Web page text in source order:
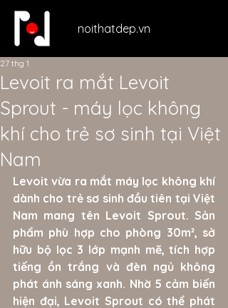
noithatdep.vn
Levoit ra mắt Levoit
Sprout - máy lọc không
khí cho trẻ sơ sinh tại Việt
Nam
27 thg 1
Levoit vừa ra mắt máy lọc không khí
dành cho trẻ sơ sinh đầu tiên tại Việt
Nam mang tên Levoit Sprout. Sản
phẩm phù hợp cho phòng 30m², sở
hữu bộ lọc 3 lớp mạnh mẽ, tích hợp
tiếng ồn trắng và đèn ngủ không
phát ánh sáng xanh. Nhờ 5 cảm biến
hiện đại, Levoit Sprout có thể phát